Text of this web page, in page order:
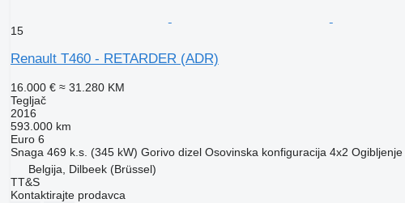
15
Renault T460 - RETARDER (ADR)
16.000 € ≈ 31.280 KM
Tegljač
2016
593.000 km
Euro 6
Snaga 469 k.s. (345 kW) Gorivo dizel Osovinska konfiguracija 4x2 Ogibljenje
Belgija, Dilbeek (Brüssel)
TT&S
Kontaktirajte prodavca